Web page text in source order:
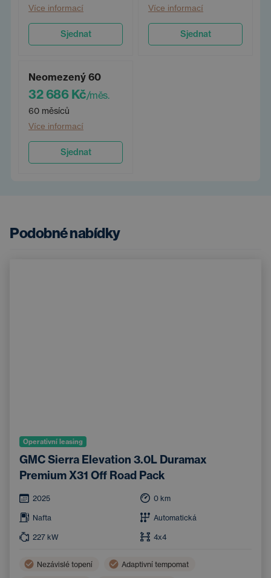
Více informací
Sjednat
Více informací
Sjednat
Neomezený 60
32 686 Kč/měs.
60 měsíců
Více informací
Sjednat
Podobné nabídky
Operativní leasing
GMC Sierra Elevation 3.0L Duramax
Premium X31 Off Road Pack
2025 0 km
Nafta Automatická
227 kW 4x4
Nezávislé topení Adaptivní tempomat